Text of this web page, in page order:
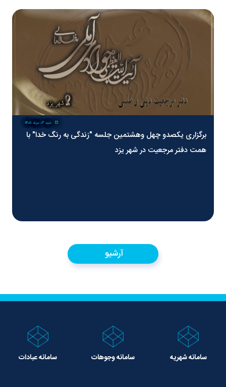
برگزاری یکصدو چهل وهشتمین جلسه "زندگی به رنگ خدا" با
همت دفتر مرجعیت در شهر یزد
شنبه 03 مرداد 1405
آرشیو
سامانه شهریه سامانه وجوهات سامانه عبادات